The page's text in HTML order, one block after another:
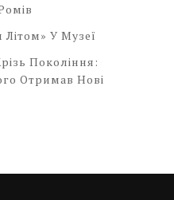
У Музеї
Покоління:
Отримав Нові